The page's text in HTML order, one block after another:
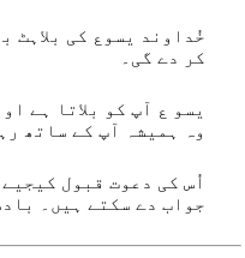
خُداوند یسوع کی بلاہٹ
کر دے گی۔
یسو ع آپ کو بلاتا ہے
وہ ہمیشہ آپ کے ساتھ
اُس کی دعوت قبول
جواب دے سکتے ہیں۔